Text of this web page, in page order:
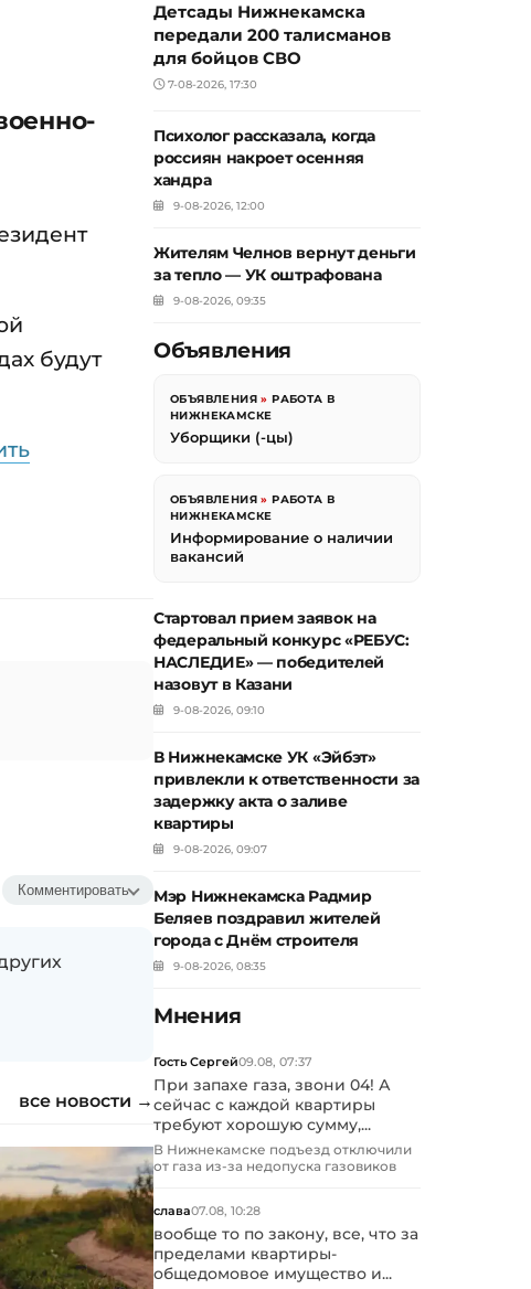
будут
Комментировать
все новости →
Детсады Нижнекамска
передали 200 талисманов
для бойцов СВО
7-08-2026, 17:30
Психолог рассказала, когда
россиян накроет осенняя
хандра
9-08-2026, 12:00
Жителям Челнов вернут деньги
за тепло — УК оштрафована
9-08-2026, 09:35
Объявления
ОБЪЯВЛЕНИЯ »РАБОТА В
НИЖНЕКАМСКЕ
Уборщики (-цы)
ОБЪЯВЛЕНИЯ »РАБОТА В
НИЖНЕКАМСКЕ
Информирование о наличии
вакансий
Стартовал прием заявок на
федеральный конкурс «РЕБУС:
НАСЛЕДИЕ» — победителей
назовут в Казани
9-08-2026, 09:10
В Нижнекамске УК «Эйбэт»
привлекли к ответственности за
задержку акта о заливе
квартиры
9-08-2026, 09:07
Мэр Нижнекамска Радмир
Беляев поздравил жителей
города с Днём строителя
9-08-2026, 08:35
Мнения
Гость Сергей09.08, 07:37
При запахе газа, звони 04! А
сейчас с каждой квартиры
требуют хорошую сумму,...
В Нижнекамске подъезд отключили
от газа из-за недопуска газовиков
слава07.08, 10:28
вообще то по закону, все, что за
пределами квартиры-
общедомовое имущество и...